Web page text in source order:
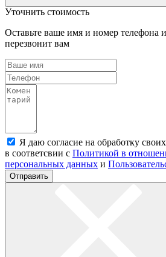
Уточнить стоимость
Оставьте ваше имя и номер телефона
перезвонит вам
Я даю согласие на обработку
в соответсвии с Политикой в
персональных данных и
Отправить